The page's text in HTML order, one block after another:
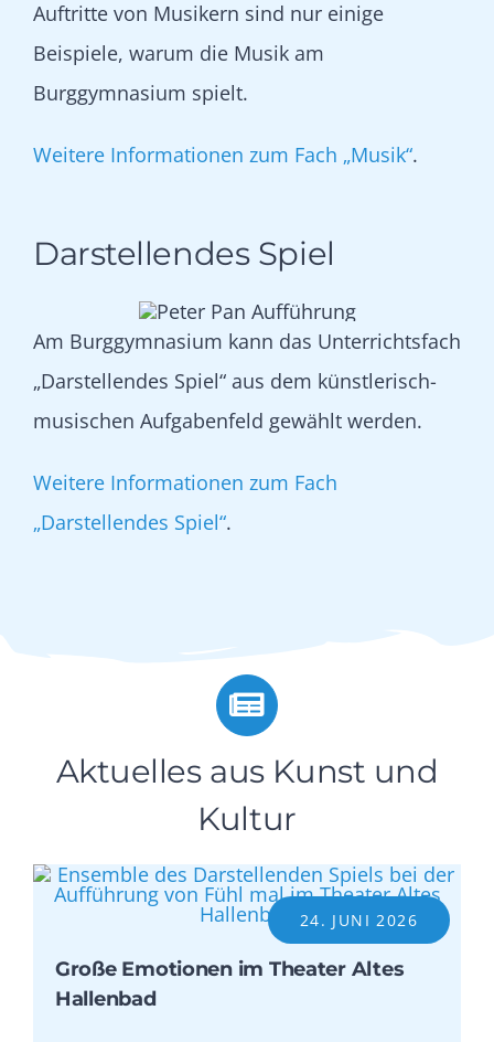
Auftritte von Musikern sind nur einige
Beispiele, warum die Musik am
Burggymnasium spielt.
Weitere Informationen zum Fach „Musik“.
Darstellendes Spiel
Am Burggymnasium kann das Unterrichtsfach
„Darstellendes Spiel“ aus dem künstlerisch-
musischen Aufgabenfeld gewählt werden.
Weitere Informationen zum Fach
„Darstellendes Spiel“.
Aktuelles aus Kunst und
Kultur
24. JUNI 2026
Große Emotionen im Theater Altes
Hallenbad